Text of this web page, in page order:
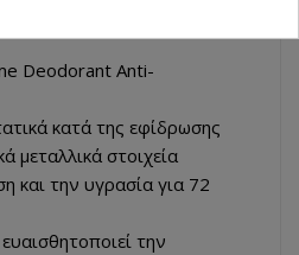
Deodorant Anti-
κατά της εφίδρωσης
μεταλλικά στοιχεία
και την υγρασία για 72
την